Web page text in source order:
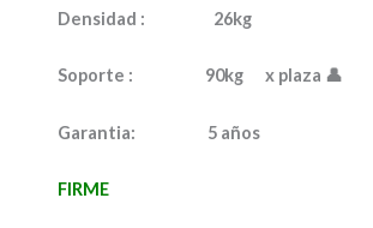
Densidad : 26kg
Soporte : 90kg x plaza 👤
Garantia: 5 años
FIRME